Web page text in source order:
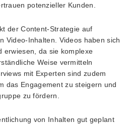
potenzieller Kunden.
der Content-Strategie auf
Video-Inhalten. Videos haben sich
erwiesen, da sie komplexe
Weise vermitteln
mit Experten sind zudem
das Engagement zu steigern und
zu fördern.
von Inhalten gut geplant